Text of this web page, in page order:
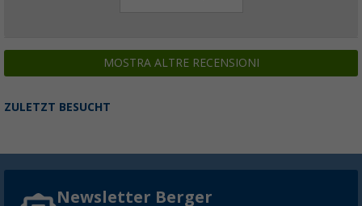
MOSTRA ALTRE RECENSIONI
ZULETZT BESUCHT
Newsletter Berger